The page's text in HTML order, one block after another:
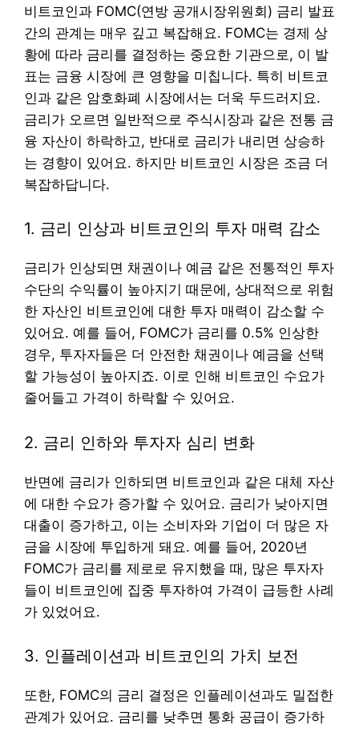
비트코인과 FOMC(연방 공개시장위원회) 금리 발표
간의 관계는 매우 깊고 복잡해요. FOMC는 경제 상
황에 따라 금리를 결정하는 중요한 기관으로, 이 발
표는 금융 시장에 큰 영향을 미칩니다. 특히 비트코
인과 같은 암호화폐 시장에서는 더욱 두드러지요.
금리가 오르면 일반적으로 주식시장과 같은 전통 금
융 자산이 하락하고, 반대로 금리가 내리면 상승하
는 경향이 있어요. 하지만 비트코인 시장은 조금 더
복잡하답니다.
1. 금리 인상과 비트코인의 투자 매력 감소
금리가 인상되면 채권이나 예금 같은 전통적인 투자
수단의 수익률이 높아지기 때문에, 상대적으로 위험
한 자산인 비트코인에 대한 투자 매력이 감소할 수
있어요. 예를 들어, FOMC가 금리를 0.5% 인상한
경우, 투자자들은 더 안전한 채권이나 예금을 선택
할 가능성이 높아지죠. 이로 인해 비트코인 수요가
줄어들고 가격이 하락할 수 있어요.
2. 금리 인하와 투자자 심리 변화
반면에 금리가 인하되면 비트코인과 같은 대체 자산
에 대한 수요가 증가할 수 있어요. 금리가 낮아지면
대출이 증가하고, 이는 소비자와 기업이 더 많은 자
금을 시장에 투입하게 돼요. 예를 들어, 2020년
FOMC가 금리를 제로로 유지했을 때, 많은 투자자
들이 비트코인에 집중 투자하여 가격이 급등한 사례
가 있었어요.
3. 인플레이션과 비트코인의 가치 보전
또한, FOMC의 금리 결정은 인플레이션과도 밀접한
관계가 있어요. 금리를 낮추면 통화 공급이 증가하